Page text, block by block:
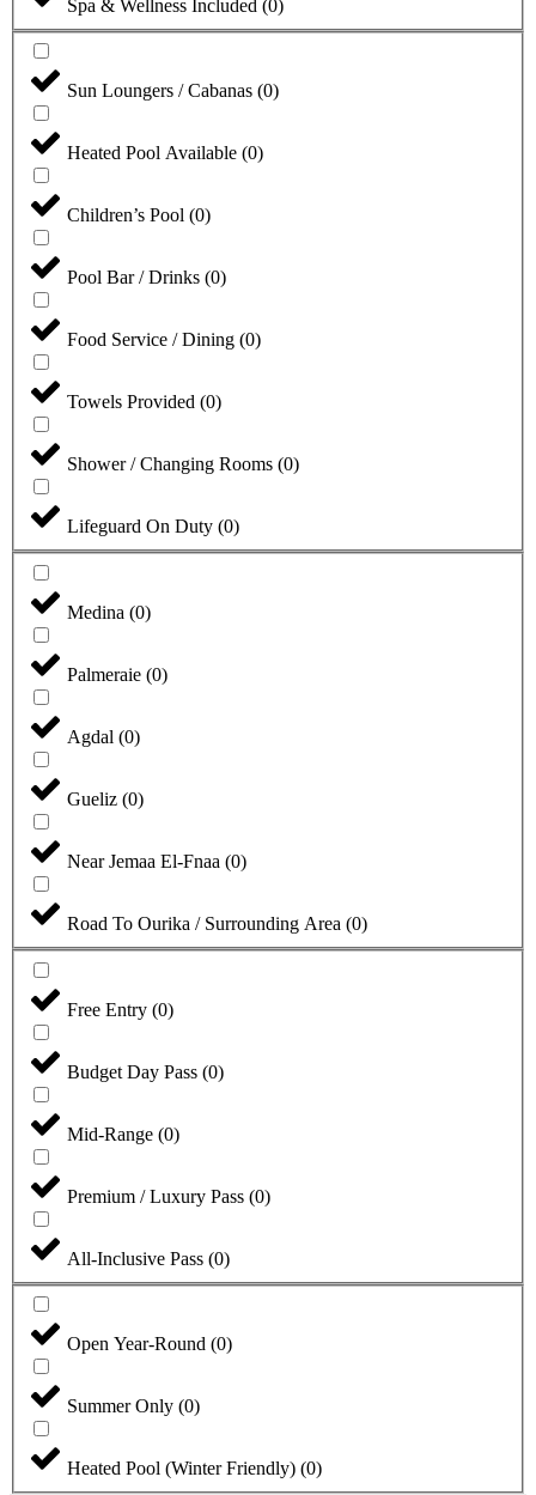
Spa & Wellness Included (0)
Sun Loungers / Cabanas (0)
Heated Pool Available (0)
Children’s Pool (0)
Pool Bar / Drinks (0)
Food Service / Dining (0)
Towels Provided (0)
Shower / Changing Rooms (0)
Lifeguard On Duty (0)
Medina (0)
Palmeraie (0)
Agdal (0)
Gueliz (0)
Near Jemaa El-Fnaa (0)
Road To Ourika / Surrounding Area (0)
Free Entry (0)
Budget Day Pass (0)
Mid-Range (0)
Premium / Luxury Pass (0)
All-Inclusive Pass (0)
Open Year-Round (0)
Summer Only (0)
Heated Pool (Winter Friendly) (0)